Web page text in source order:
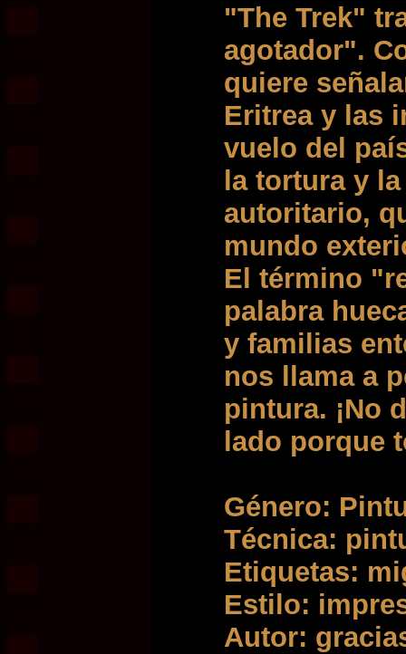
"The Trek"
agotador".
quiere
Eritrea y las
vuelo del
la tortura y
autoritario,
mundo
El término
palabra
y familias
nos llama a
pintura. ¡No
lado porque
Género:
Técnica:
Etiquetas:
Estilo:
Autor: